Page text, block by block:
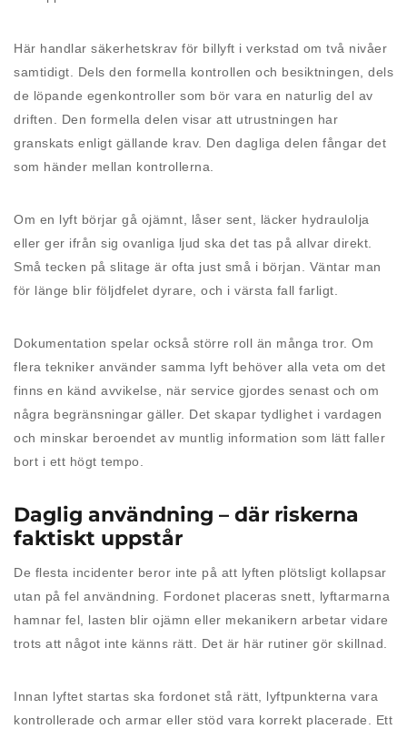
Här handlar säkerhetskrav för billyft i verkstad om två nivåer
samtidigt. Dels den formella kontrollen och besiktningen, dels
de löpande egenkontroller som bör vara en naturlig del av
driften. Den formella delen visar att utrustningen har
granskats enligt gällande krav. Den dagliga delen fångar det
som händer mellan kontrollerna.
Om en lyft börjar gå ojämnt, låser sent, läcker hydraulolja
eller ger ifrån sig ovanliga ljud ska det tas på allvar direkt.
Små tecken på slitage är ofta just små i början. Väntar man
för länge blir följdfelet dyrare, och i värsta fall farligt.
Dokumentation spelar också större roll än många tror. Om
flera tekniker använder samma lyft behöver alla veta om det
finns en känd avvikelse, när service gjordes senast och om
några begränsningar gäller. Det skapar tydlighet i vardagen
och minskar beroendet av muntlig information som lätt faller
bort i ett högt tempo.
Daglig användning – där riskerna
faktiskt uppstår
De flesta incidenter beror inte på att lyften plötsligt kollapsar
utan på fel användning. Fordonet placeras snett, lyftarmarna
hamnar fel, lasten blir ojämn eller mekanikern arbetar vidare
trots att något inte känns rätt. Det är här rutiner gör skillnad.
Innan lyftet startas ska fordonet stå rätt, lyftpunkterna vara
kontrollerade och armar eller stöd vara korrekt placerade. Ett